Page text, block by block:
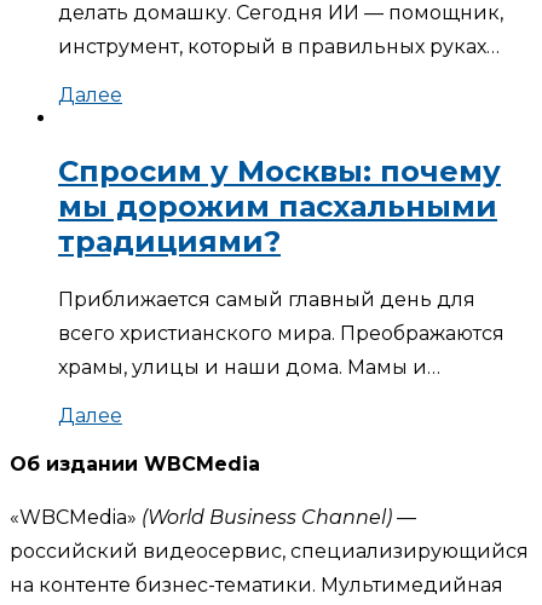
делать домашку. Сегодня ИИ — помощник,
инструмент, который в правильных руках…
Далее
Спросим у Москвы: почему
мы дорожим пасхальными
традициями?
Приближается самый главный день для
всего христианского мира. Преображаются
храмы, улицы и наши дома. Мамы и…
Далее
Об издании WBCMedia
«WBCMedia» (World Business Channel) —
российский видеосервис, специализирующийся
на контенте бизнес-тематики. Мультимедийная